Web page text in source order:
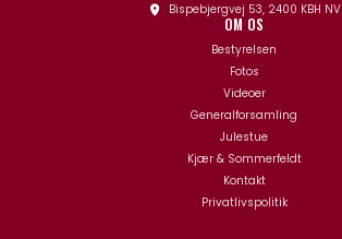
Bispebjergvej 53, 2400 KBH NV
OM OS
Bestyrelsen
Fotos
Videoer
Generalforsamling
Julestue
Kjær & Sommerfeldt
Kontakt
Privatlivspolitik